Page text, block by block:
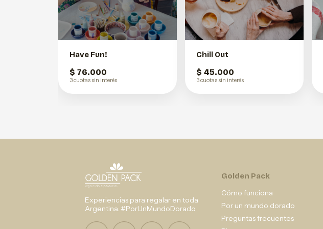
Have Fun!
$ 76.000
3 cuotas sin interés
Chill Out
$ 45.000
3 cuotas sin interés
Experiencias para regalar en toda
Argentina. #PorUnMundoDorado
Golden Pack
Cómo funciona
Por un mundo dorado
Preguntas frecuentes